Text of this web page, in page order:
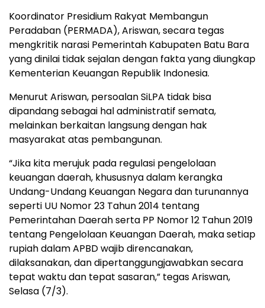
Koordinator Presidium Rakyat Membangun
Peradaban (PERMADA), Ariswan, secara tegas
mengkritik narasi Pemerintah Kabupaten Batu Bara
yang dinilai tidak sejalan dengan fakta yang diungkap
Kementerian Keuangan Republik Indonesia.
Menurut Ariswan, persoalan SiLPA tidak bisa
dipandang sebagai hal administratif semata,
melainkan berkaitan langsung dengan hak
masyarakat atas pembangunan.
“Jika kita merujuk pada regulasi pengelolaan
keuangan daerah, khususnya dalam kerangka
Undang-Undang Keuangan Negara dan turunannya
seperti UU Nomor 23 Tahun 2014 tentang
Pemerintahan Daerah serta PP Nomor 12 Tahun 2019
tentang Pengelolaan Keuangan Daerah, maka setiap
rupiah dalam APBD wajib direncanakan,
dilaksanakan, dan dipertanggungjawabkan secara
tepat waktu dan tepat sasaran,” tegas Ariswan,
Selasa (7/3).